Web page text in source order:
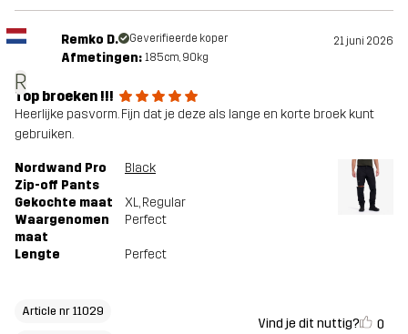
R
Remko D. Geverifieerde koper 21 juni 2026
Afmetingen: 185cm, 90kg
Top broeken !!!
Heerlijke pasvorm. Fijn dat je deze als lange en korte broek kunt
gebruiken.
Nordwand Pro
Zip-off Pants
Black
Gekochte maat XL, Regular
Waargenomen
maat
Perfect
Lengte Perfect
Article nr 11029
Vind je dit nuttig? 0